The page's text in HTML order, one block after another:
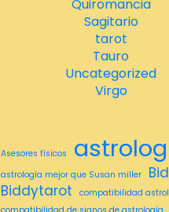
Quiromancia
Sagitario
tarot
Tauro
Uncategorized
Virgo
Asesores físicos
astrología mejor que Susan miller
Biddytarot
compatibilidad